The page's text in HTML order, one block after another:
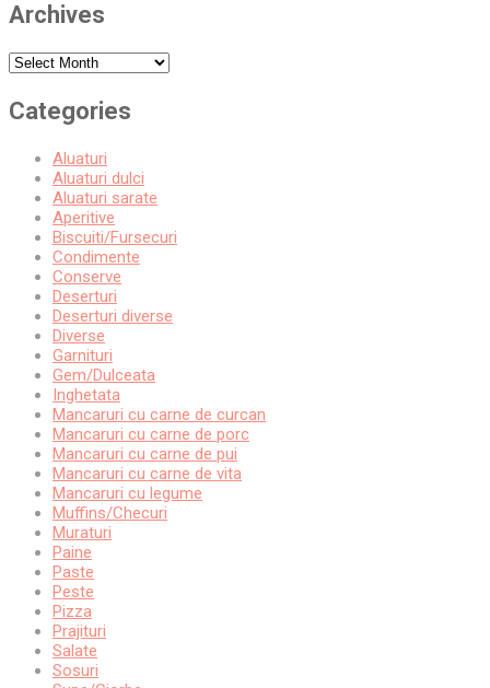
Archives
Archives
Categories
Aluaturi
Aluaturi dulci
Aluaturi sarate
Aperitive
Biscuiti/Fursecuri
Condimente
Conserve
Deserturi
Deserturi diverse
Diverse
Garnituri
Gem/Dulceata
Inghetata
Mancaruri cu carne de curcan
Mancaruri cu carne de porc
Mancaruri cu carne de pui
Mancaruri cu carne de vita
Mancaruri cu legume
Muffins/Checuri
Muraturi
Paine
Paste
Peste
Pizza
Prajituri
Salate
Sosuri